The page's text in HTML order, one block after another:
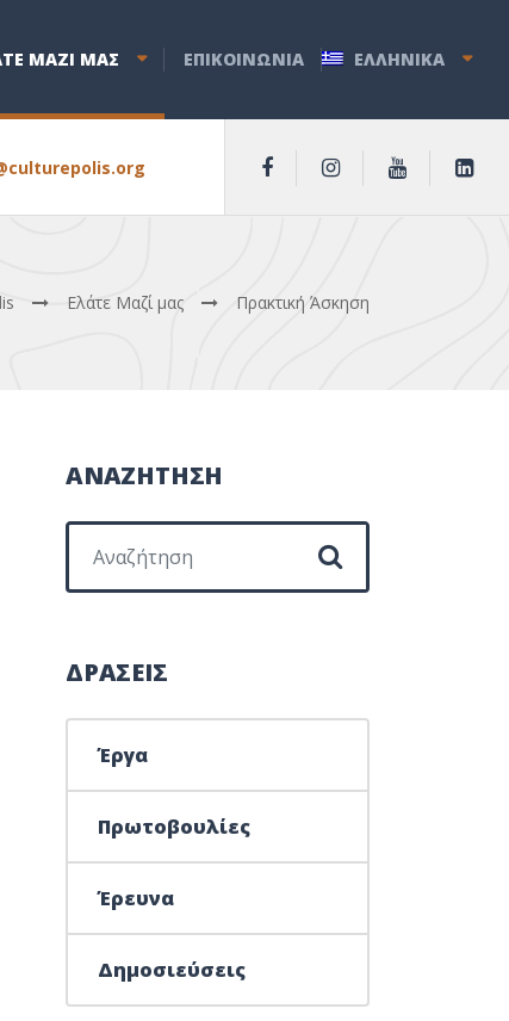
ΜΑΖΙ ΜΑΣ ΕΠΙΚΟΙΝΩΝΙΑ ΕΛΛΗΝΙΚΑ
Ελάτε Μαζί μας Πρακτική Άσκηση
ΑΝΑΖΗΤΗΣΗ
Search for:
ΔΡΑΣΕΙΣ
Έργα
Πρωτοβουλίες
Έρευνα
Δημοσιεύσεις